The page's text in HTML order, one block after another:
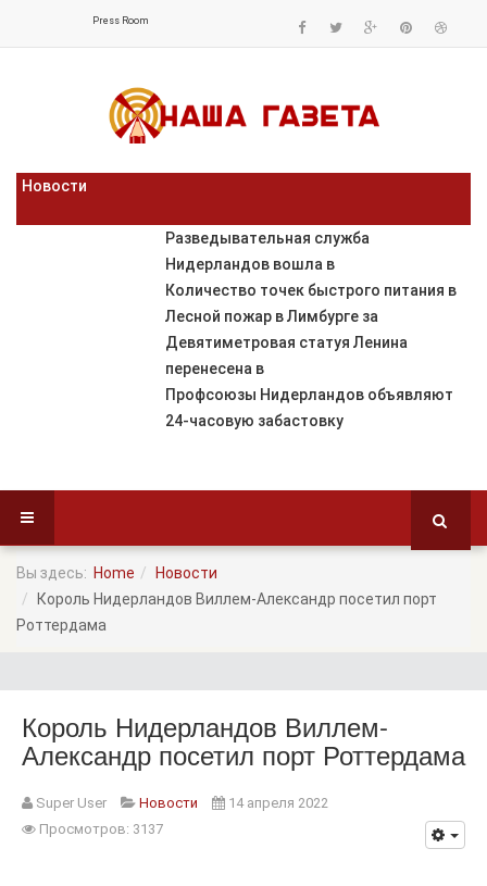
Press Room
Новости
Разведывательная служба
Нидерландов вошла в
Количество точек быстрого питания в
Лесной пожар в Лимбурге за
Девятиметровая статуя Ленина
перенесена в
Профсоюзы Нидерландов объявляют
24-часовую забастовку
Вы здесь: Home
Новости
Король Нидерландов Виллем-Александр посетил порт
Роттердама
Король Нидерландов Виллем-
Александр посетил порт Роттердама
Super User Новости
14 апреля 2022
Просмотров: 3137